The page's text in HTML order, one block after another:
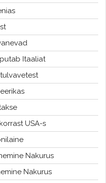
Itaaliat
USA-s
Nakurus
Nakurus